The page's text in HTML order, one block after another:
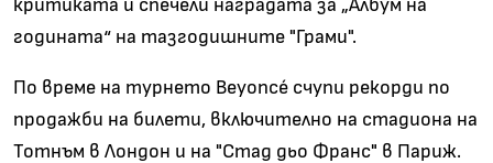
критиката и спечели наградата за „Албум на
годината“ на тазгодишните "Грами".
По време на турнето Beyoncé счупи рекорди по
продажби на билети, включително на стадиона на
Тотнъм в Лондон и на "Стад дьо Франс" в Париж.